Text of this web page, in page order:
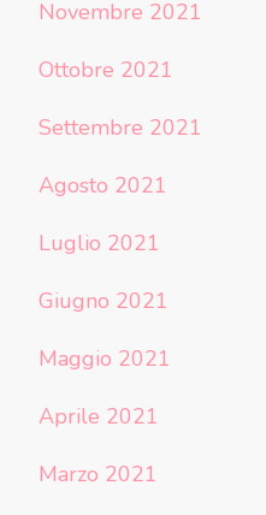
Novembre 2021
Ottobre 2021
Settembre 2021
Agosto 2021
Luglio 2021
Giugno 2021
Maggio 2021
Aprile 2021
Marzo 2021